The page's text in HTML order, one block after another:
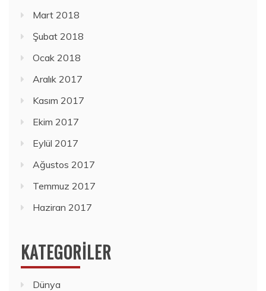
Mart 2018
Şubat 2018
Ocak 2018
Aralık 2017
Kasım 2017
Ekim 2017
Eylül 2017
Ağustos 2017
Temmuz 2017
Haziran 2017
KATEGORILER
Dünya